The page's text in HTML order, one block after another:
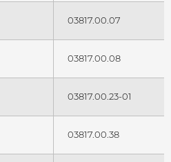
03817.00.07
03817.00.08
03817.00.23-01
03817.00.38